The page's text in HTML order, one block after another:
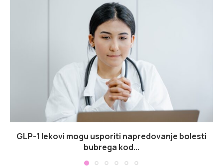
GLP-1 lekovi mogu usporiti napredovanje bolesti
bubrega kod...